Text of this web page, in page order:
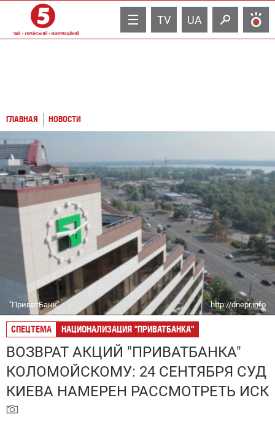
TV UA
ГЛАВНАЯ НОВОСТИ
"ПриватБанк" http://dnepr.info
СПЕЦТЕМА НАЦИОНАЛИЗАЦИЯ "ПРИВАТБАНКА"
ВОЗВРАТ АКЦИЙ "ПРИВАТБАНКА"
КОЛОМОЙСКОМУ: 24 СЕНТЯБРЯ СУД
КИЕВА НАМЕРЕН РАССМОТРЕТЬ ИСК